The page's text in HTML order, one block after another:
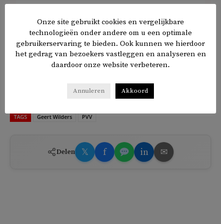
Het aantal PVV-stemmers met een migratieachtergrond uit
wel redelijk gelijk aan het landelijk gemiddelde: hiervan
TAGS Geert Wilders PVV
Delen 𝕏 f in ✉
Onze site gebruikt cookies en vergelijkbare
technologieën onder andere om u een optimale
gebruikerservaring te bieden. Ook kunnen we hierdoor
het gedrag van bezoekers vastleggen en analyseren en
daardoor onze website verbeteren.
Annuleren Akkoord